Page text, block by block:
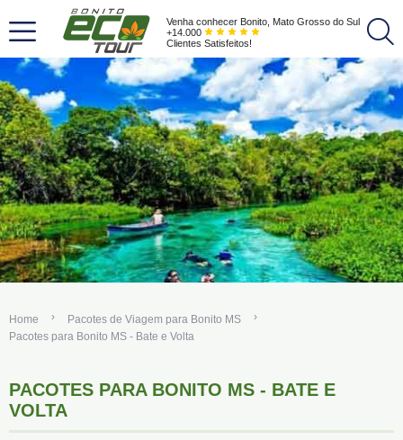
Venha conhecer Bonito, Mato Grosso do Sul
+14.000
Clientes Satisfeitos!
Home
Pacotes de Viagem para Bonito MS
Pacotes para Bonito MS - Bate e Volta
PACOTES PARA BONITO MS - BATE E
VOLTA